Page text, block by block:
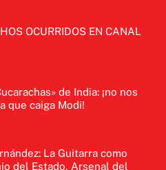
OCURRIDOS EN CANAL
de India: ¡no nos
que caiga Modi!
La Guitarra como
del Estado, Arsenal del